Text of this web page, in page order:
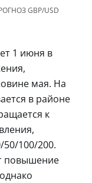
GBP/USD
1 июня в
мая. На
в районе
к
100/200.
повышение